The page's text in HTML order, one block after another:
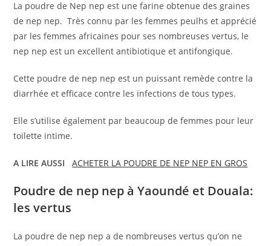
La poudre de Nep nep est une farine obtenue des graines
de nep nep. Très connu par les femmes peulhs et apprécié
par les femmes africaines pour ses nombreuses vertus, le
nep nep est un excellent antibiotique et antifongique.
Cette poudre de nep nep est un puissant remède contre la
diarrhée et efficace contre les infections de tous types.
Elle s’utilise également par beaucoup de femmes pour leur
toilette intime.
A LIRE AUSSI ACHETER LA POUDRE DE NEP NEP EN GROS
Poudre de nep nep à Yaoundé et Douala:
les vertus
La poudre de nep nep a de nombreuses vertus qu’on ne